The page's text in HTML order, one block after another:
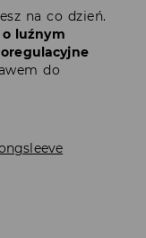
na co dzień.
luźnym
do